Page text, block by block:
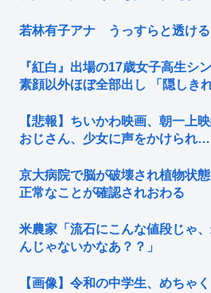
若林有子アナ うっすらと透ける
『紅白』出場の17歳女子高生シ
素顔以外ほぼ全部出し 「隠しき
【悲報】ちいかわ映画、朝一上
おじさん、少女に声をかけられ…
京大病院で脳が破壊され植物状
正常なことが確認されおわる
米農家「流石にこんな値段じゃ
んじゃないかなあ？？」
【画像】令和の中学生、めちゃ